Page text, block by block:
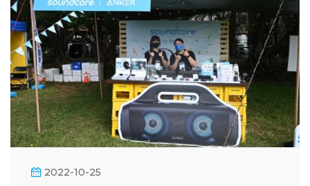
2022-10-25